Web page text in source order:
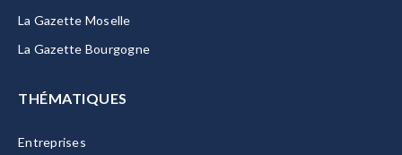
La Gazette Moselle
La Gazette Bourgogne
THÉMATIQUES
Entreprises